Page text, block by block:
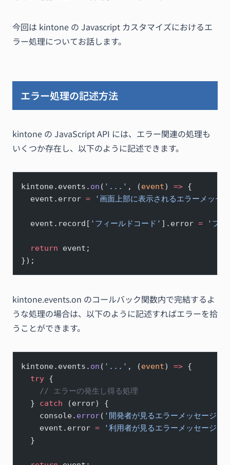
今回は kintone の Javascript カスタマイズにおけるエ
ラー処理についてお話します。
エラー処理の記述方法
kintone の JavaScript API には、エラー関連の処理も
いくつか存在し、以下のように記述できます。
kintone.events. on ( '...' , (event) => {
  event.error
= '画面上部に表示されるエラーメッセ
  event.record[
'フィールドコード' ].error = 'フィ
  return
event;
});
kintone.events.on のコールバック関数内で完結するよ
うな処理の場合は、以下のように記述すればエラーを拾
うことができます。
kintone.events. on ( '...' , (event) => {
  try
{
    // エラーの発生し得る処理
  }
catch (error) {
    console.
error( '開発者が見るエラーメッセージ'
    event.error
= '利用者が見るエラーメッセージ'
  }